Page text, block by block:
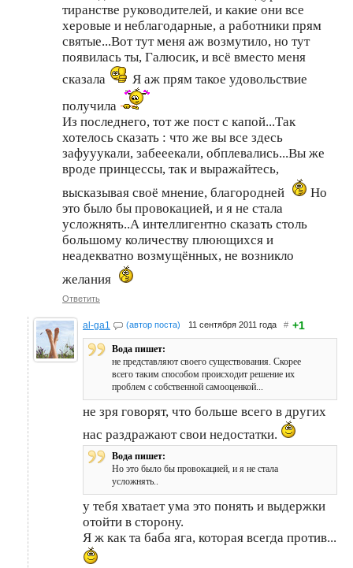
тиранстве руководителей, и какие они все
херовые и неблагодарные, а работники прям
святые...Вот тут меня аж возмутило, но тут
появилась ты, Галюсик, и всё вместо меня
сказала
Я аж прям такое удовольствие
получила
Из последнего, тот же пост с капой...Так
хотелось сказать : что же вы все здесь
зафууукали, забееекали, обплевались...Вы же
вроде принцессы, так и выражайтесь,
высказывая своё мнение, благородней
Но
это было бы провокацией, и я не стала
усложнять..А интеллигентно сказать столь
большому количеству плюющихся и
неадекватно возмущённых, не возникло
желания
Ответить
al-ga1 (автор поста) 11 сентября 2011 года # +1
Вода пишет:
не представляют своего существования. Скорее
всего таким способом происходит решение их
проблем с собственной самооценкой...
не зря говорят, что больше всего в других
нас раздражают свои недостатки.
Вода пишет:
Но это было бы провокацией, и я не стала
усложнять..
у тебя хватает ума это понять и выдержки
отойти в сторону.
Я ж как та баба яга, которая всегда против...